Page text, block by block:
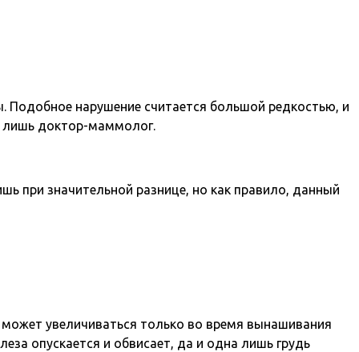
Подобное нарушение считается большой редкостью, и
лишь доктор-маммолог.
при значительной разнице, но как правило, данный
увеличиваться только во время вынашивания
опускается и обвисает, да и одна лишь грудь